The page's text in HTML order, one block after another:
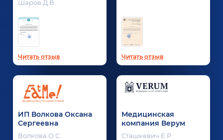
Шаров Д.В.
Читать отзыв Читать отзыв
ИП Волкова Оксана
Сергеевна
Волкова О.С.
Медицинская
компания Верум
Сташкевич Е.Р.